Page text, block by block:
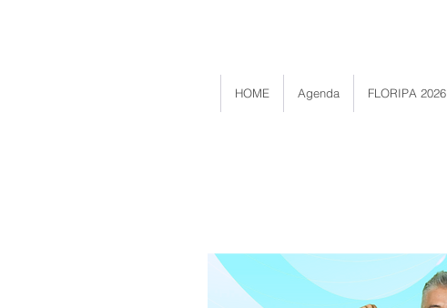
HOME Agenda FLORIPA 2026